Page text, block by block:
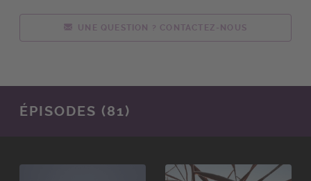
UNE QUESTION ? CONTACTEZ-NOUS
ÉPISODES (81)